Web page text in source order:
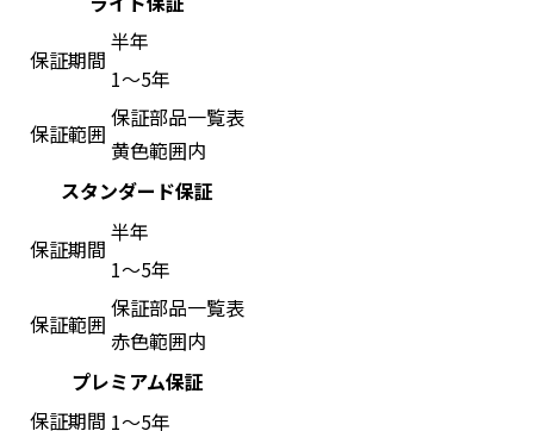
保証期間
半年
1～5年
保証範囲
保証部品一覧表
黄色範囲内
スタンダード保証
保証期間
半年
1～5年
保証範囲
保証部品一覧表
赤色範囲内
プレミアム保証
保証期間 1～5年